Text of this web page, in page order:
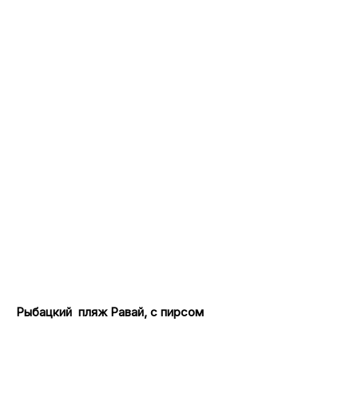
Рыбацкий пляж Равай, с пирсом